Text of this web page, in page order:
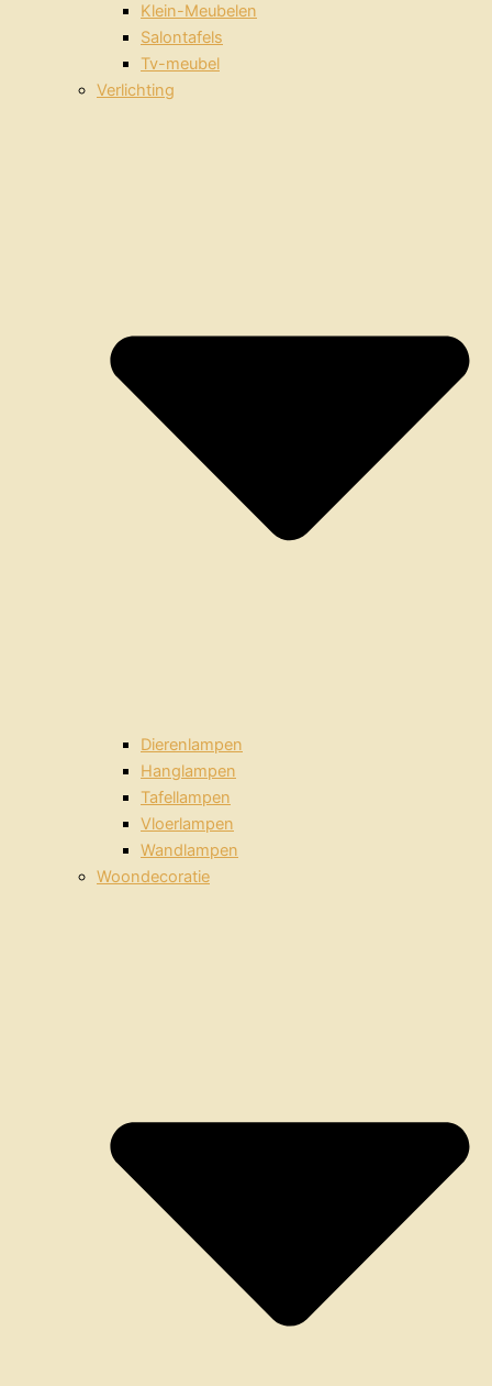
Klein-Meubelen
Salontafels
Tv-meubel
Verlichting
Dierenlampen
Hanglampen
Tafellampen
Vloerlampen
Wandlampen
Woondecoratie